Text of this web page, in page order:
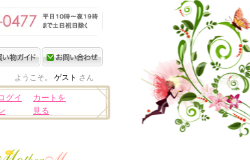
ようこそ。 ゲスト さん
グイ
カートを
見る